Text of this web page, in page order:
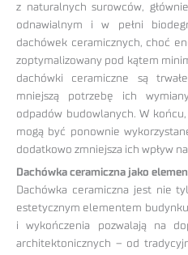
z naturalnych surowców,
odnawialnym i w pełni
dachówek ceramicznych, choć
zoptymalizowany pod kątem
dachówki ceramiczne są
mniejszą potrzebę ich
odpadów budowlanych. W
mogą być ponownie
dodatkowo zmniejsza ich wpływ
Dachówka ceramiczna jako
Dachówka ceramiczna jest nie
estetycznym elementem
i wykończenia pozwalają na
architektonicznych – od